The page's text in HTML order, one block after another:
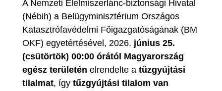
A Nemzeti Élelmiszerlánc-biztonsági Hivatal
(Nébih) a Belügyminisztérium Országos
Katasztrófavédelmi Főigazgatóságának (BM
OKF) egyetértésével, 2026. június 25.
(csütörtök) 00:00 órától Magyarország
egész területén elrendelte a tűzgyújtási
tilalmat, így tűzgyújtási tilalom van